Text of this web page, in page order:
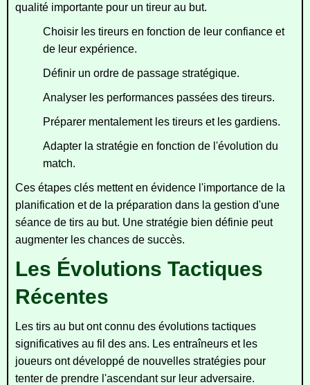
qualité importante pour un tireur au but.
Choisir les tireurs en fonction de leur confiance et
de leur expérience.
Définir un ordre de passage stratégique.
Analyser les performances passées des tireurs.
Préparer mentalement les tireurs et les gardiens.
Adapter la stratégie en fonction de l'évolution du
match.
Ces étapes clés mettent en évidence l'importance de la
planification et de la préparation dans la gestion d'une
séance de tirs au but. Une stratégie bien définie peut
augmenter les chances de succès.
Les Évolutions Tactiques
Récentes
Les tirs au but ont connu des évolutions tactiques
significatives au fil des ans. Les entraîneurs et les
joueurs ont développé de nouvelles stratégies pour
tenter de prendre l'ascendant sur leur adversaire.